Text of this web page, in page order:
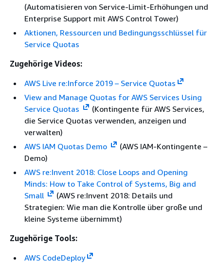
(Automatisieren von Service-Limit-Erhöhungen und
Enterprise Support mit AWS Control Tower)
Aktionen, Ressourcen und Bedingungsschlüssel für
Service Quotas
Zugehörige Videos:
AWS Live re:Inforce 2019 – Service Quotas
View and Manage Quotas for AWS Services Using
Service Quotas
(Kontingente für AWS Services,
die Service Quotas verwenden, anzeigen und
verwalten)
AWS IAM Quotas Demo
(AWS IAM-Kontingente –
Demo)
AWS re:Invent 2018: Close Loops and Opening
Minds: How to Take Control of Systems, Big and
Small
(AWS re:Invent 2018: Details und
Strategien: Wie man die Kontrolle über große und
kleine Systeme übernimmt)
Zugehörige Tools:
AWS CodeDeploy